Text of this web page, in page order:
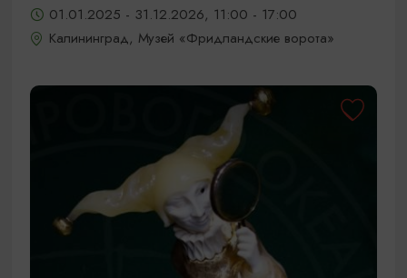
01.01.2025 - 31.12.2026, 11:00 - 17:00
Калининград, Музей «Фридландские ворота»